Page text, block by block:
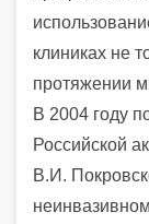
клиниках не
протяжении
В 2004 году
Российской
В.И.